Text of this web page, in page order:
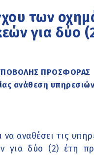
των
για δύο
ΠΡΟΣΦΟΡΑΣ
ανάθεση υπηρεσιών
αναθέσει τις
δύο (2) έτη